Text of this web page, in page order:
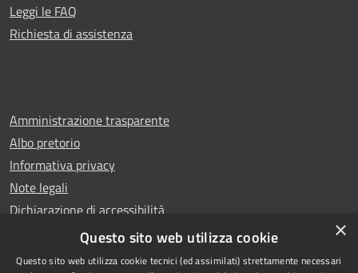
Leggi le FAQ
Richiesta di assistenza
Amministrazione trasparente
Albo pretorio
Informativa privacy
Note legali
Dichiarazione di accessibilità
Whistleblowing
×
Questo sito web utilizza cookie
Questo sito web utilizza cookie tecnici (ed assimilati) strettamente necessari